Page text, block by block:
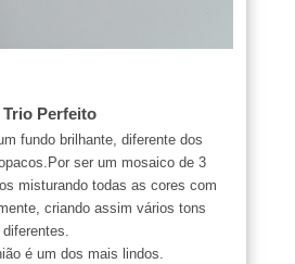
Trio Perfeito
fundo brilhante, diferente dos
ser um mosaico de 3
misturando todas as cores com
criando assim vários tons
diferentes.
é um dos mais lindos.